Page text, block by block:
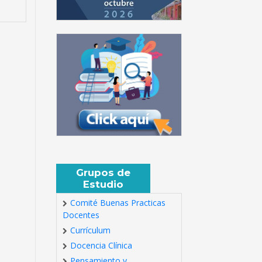
Grupos de
Estudio
Comité Buenas Practicas
Docentes
Currículum
Docencia Clínica